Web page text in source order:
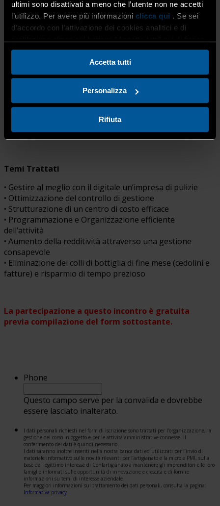
ultimi sono disattivati a meno che l’utente non ne accetti
l’utilizzo. Per avere più informazioni clicca qui . Se sei
d’accordo con l’attivazione dei cookies analitici e di
Accetta tutti
Personalizza
Rifiuta
Dettagli evento
percorso “Pulitore Qualificato 2026” avrai l’opportunità di
strumento digitale estremamente intuitivo, adatto sia ad
aziende strutturate che meno strutturate.
Il software consente una gestione completa dell’attività,
calcolare automaticamente il costo della manodopera,
offrendo un supporto concreto per l’organizzazione e la
competitività delle imprese.
Temi Trattati
• Gestire al meglio con il digitale un’impresa di pulizie
• Ottimizzazione del controllo di gestione
• Strutturazione di un centro di costo efficace
• Programmazione e Organizzazione efficiente
dell’attività
• Aumento della redditività attraverso una gestione
consapevole
• Eliminazione dei colli di bottiglia di fine mese (cedolini e
fatture) e risparmio di tempo prezioso
La partecipazione a questo incontro è gratuita
previa compilazione del form sottostante.
Phone
Questo campo serve per la convalida e dovrebbe
essere lasciato inalterato.
I dati personali richiesti nel form di iscrizione sono trattati per l’organizzazione, la
gestione del corso in oggetto e per le attività amministrative connesse. Il
conferimento dei dati è quindi necessario.
I dati saranno inoltre inseriti nella nostra banca dati ed utilizzati per l’invio di
materiale informativo sulle novità rilevanti per l’artigianato e la micro e PMI, sulla
base del legittimo interesse di Confartigianato a mantenere gli imprenditori e le loro
famiglie informati sulle opportunità di innovazione e crescita e di fornire
informazioni su temi di interesse aziendale.
Per maggiori informazioni sul trattamento dei dati personali, consulta la pagina:
Informativa privacy